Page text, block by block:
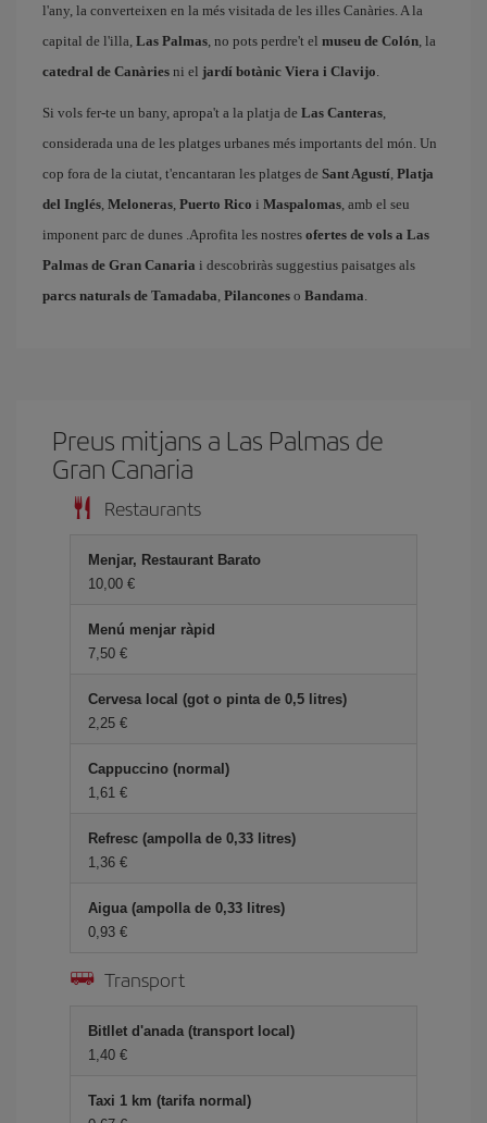
l'any, la converteixen en la més visitada de les illes Canàries. A la
capital de l'illa, Las Palmas, no pots perdre't el museu de Colón, la
catedral de Canàries ni el jardí botànic Viera i Clavijo.
Si vols fer-te un bany, apropa't a la platja de Las Canteras,
considerada una de les platges urbanes més importants del món. Un
cop fora de la ciutat, t'encantaran les platges de Sant Agustí, Platja
del Inglés, Meloneras, Puerto Rico i Maspalomas, amb el seu
imponent parc de dunes .Aprofita les nostres ofertes de vols a Las
Palmas de Gran Canaria i descobriràs suggestius paisatges als
parcs naturals de Tamadaba, Pilancones o Bandama.
Preus mitjans a Las Palmas de
Gran Canaria
Restaurants
Menjar, Restaurant Barato
10,00
Menú menjar ràpid
7,50
Cervesa local (got o pinta de 0,5 litres)
2,25
Cappuccino (normal)
1,61
Refresc (ampolla de 0,33 litres)
1,36
Aigua (ampolla de 0,33 litres)
0,93
Transport
Bitllet d'anada (transport local)
1,40
Taxi 1 km (tarifa normal)